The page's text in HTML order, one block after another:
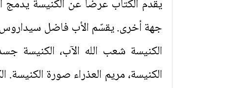
يقدم الكتاب عرضاً عن الكنيسة يدمج
جهة أخرى. يقسّم الأب فاضل
الكنيسة شعب الله الآب، الكنيسة
الكنيسة، مريم العذراء صورة